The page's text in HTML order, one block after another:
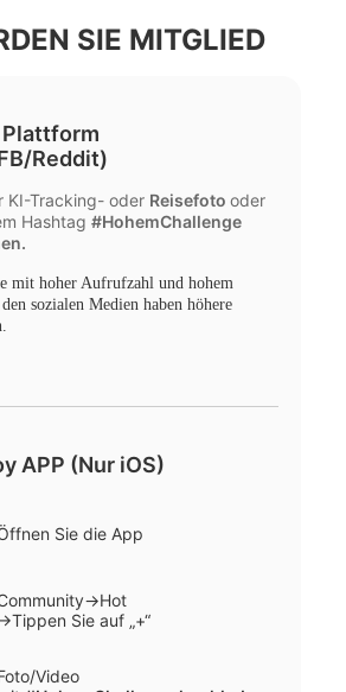
SIE MITGLIED
Plattform
Reddit)
KI-Tracking- oder Reisefotooder
Hashtag#HohemChallenge
mit hoher Aufrufzahl und hohem
sozialen Medien haben höhere
APP (Nur iOS)
Sie die App
Sie auf „+“
Video